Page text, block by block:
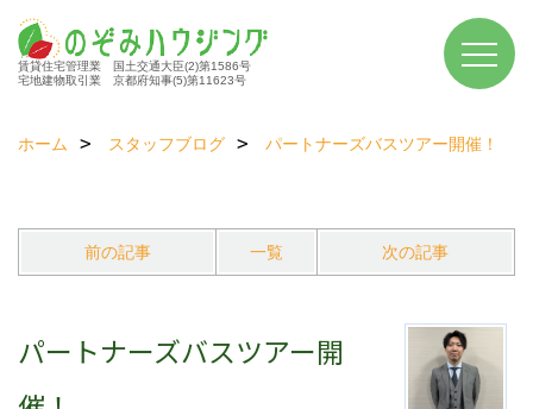
賃貸住宅管理業 国土交通大臣(2)第1586号
宅地建物取引業 京都府知事(5)第11623号
ホーム スタッフブログ パートナーズバスツアー開催！
前の記事 一覧 次の記事
パートナーズバスツアー開